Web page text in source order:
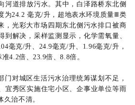
河道排放污水。其中，白泽路桥东北侧
为24.2 毫克/升，超地表水环境质量Ⅲ类
，光彩大市场四期东北侧污水排口被商
到解决，采样监测显示，化学需氧量、
毫克/升、24.9毫克/升、1.96毫克/升，
4.2倍、23.9倍、8.8倍。
门对城区生活污水治理统筹谋划不足，
宜秀区实施住宅小区、企事业单位等雨
久治不清。